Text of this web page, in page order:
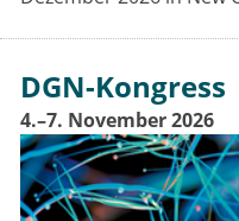
DGN-Kongress
4.–7. November 2026